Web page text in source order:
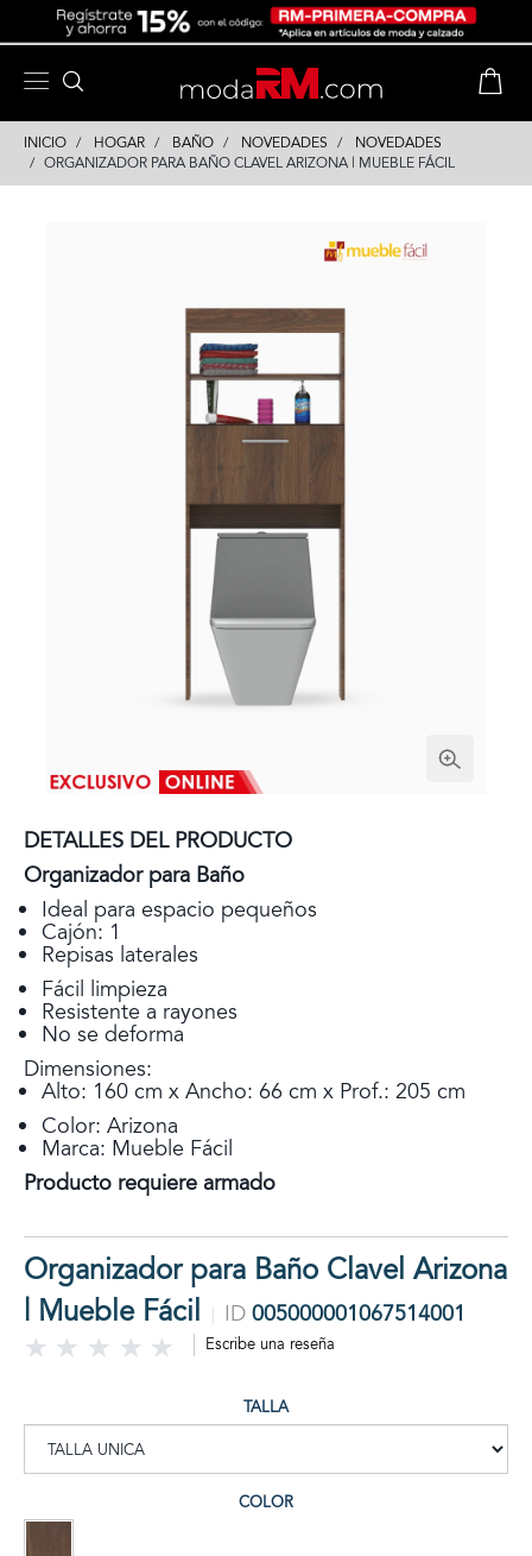
INICIO HOGAR BAÑO NOVEDADES
NOVEDADES
ORGANIZADOR PARA BAÑO CLAVEL ARIZONA | MUEBLE FÁCIL
DETALLES DEL PRODUCTO
Organizador para Baño
Ideal para espacio pequeños
Cajón: 1
Repisas laterales
Fácil limpieza
Resistente a rayones
No se deforma
Dimensiones:
Alto: 160 cm x Ancho: 66 cm x Prof.: 205 cm
Color: Arizona
Marca: Mueble Fácil
Producto requiere armado
Organizador para Baño Clavel Arizona
| Mueble Fácil
ID 005000001067514001
Escribe una reseña
TALLA
COLOR